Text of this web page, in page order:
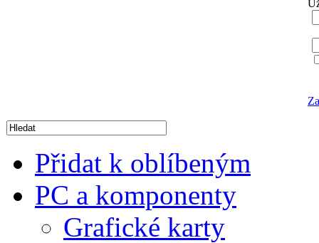
Přidat k oblíbeným
PC a komponenty
Grafické karty